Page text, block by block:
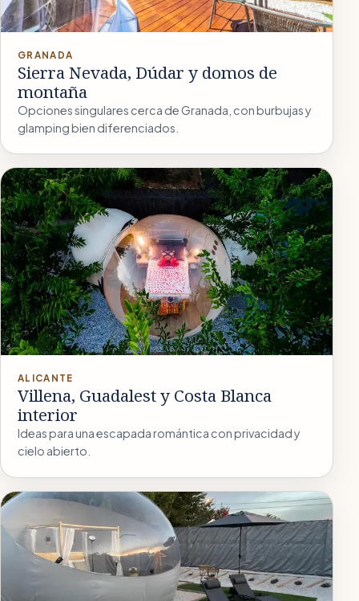
GRANADA
Sierra Nevada, Dúdar y domos de
montaña
Opciones singulares cerca de Granada, con burbujas y
glamping bien diferenciados.
ALICANTE
Villena, Guadalest y Costa Blanca
interior
Ideas para una escapada romántica con privacidad y
cielo abierto.